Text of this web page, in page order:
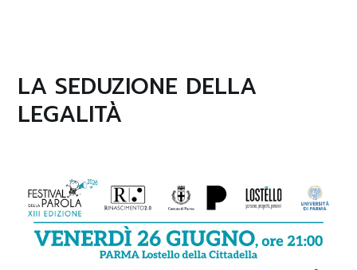
LA SEDUZIONE DELLA
LEGALITÀ